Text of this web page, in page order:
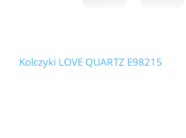
Kolczyki LOVE QUARTZ E98215